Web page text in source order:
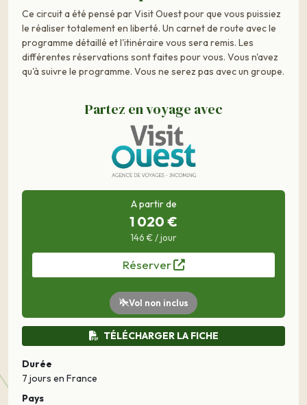
Ce circuit a été pensé par Visit Ouest pour que vous puissiez
le réaliser totalement en liberté. Un carnet de route avec le
programme détaillé et l'itinéraire vous sera remis. Les
différentes réservations sont faites pour vous. Vous n'avez
qu'à suivre le programme. Vous ne serez pas avec un groupe.
Partez en voyage avec
A partir de
1 020 €
146 € / jour
Réserver
Vol non inclus
TÉLÉCHARGER LA FICHE
Durée
7 jours en France
Pays